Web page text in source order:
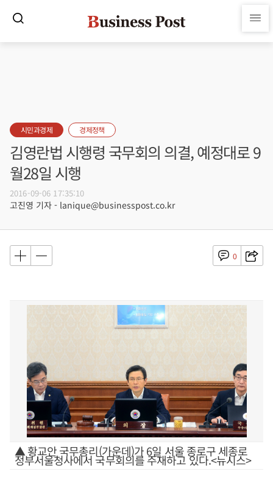
시민과경제 경제정책
김영란법 시행령 국무회의 의결, 예정대로 9
월28일 시행
2016-09-06 17:35:10
고진영 기자 - lanique@businesspost.co.kr
0
▲ 황교안 국무총리(가운데)가 6일 서울 종로구 세종로
정부서울청사에서 국무회의를 주재하고 있다.<뉴시스>